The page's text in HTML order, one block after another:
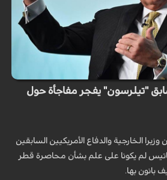
"تيلرسون" يفجر مفاجأة حول
وزيرا الخارجية والدفاع الأمريكيين السابقين
لم يكونا على علم بشأن محاصرة قطر
بانون بها.